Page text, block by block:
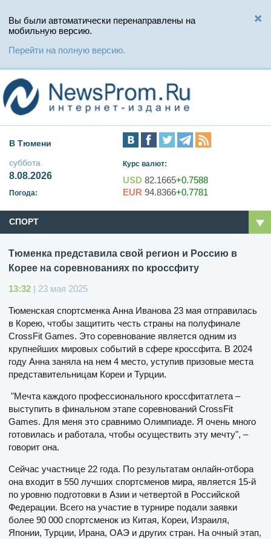
Вы были автоматически перенаправлены на
мобильную версию.
Перейти на полную версию.
В Тюмени
суббота
8.08.2026
Погода:
Курс валют:
USD 82.1665+0.7588
EUR 94.8366+0.7781
СПОРТ
Тюменка представила свой регион и Россию в
Корее на соревнованиях по кроссфиту
13:32 | 23 мая 2025
Тюменская спортсменка Анна Иванова 23 мая отправилась
в Корею, чтобы защитить честь страны на полуфинале
CrossFit Games. Это соревнование является одним из
крупнейших мировых событий в сфере кроссфита. В 2024
году Анна заняла на нем 4 место, уступив призовые места
представительницам Кореи и Турции.
"Мечта каждого профессионального кроссфитатлета –
выступить в финальном этапе соревнований CrossFit
Games. Для меня это сравнимо Олимпиаде. Я очень много
готовилась и работала, чтобы осуществить эту мечту", –
говорит она.
Сейчас участнице 22 года. По результатам онлайн-отбора
она входит в 550 лучших спортсменов мира, является 15-й
по уровню подготовки в Азии и четвертой в Российской
Федерации. Всего на участие в турнире подали заявки
более 90 000 спортсменок из Китая, Кореи, Израиля,
Японии, Турции, Ирана, ОАЭ и других стран. На очный этап,